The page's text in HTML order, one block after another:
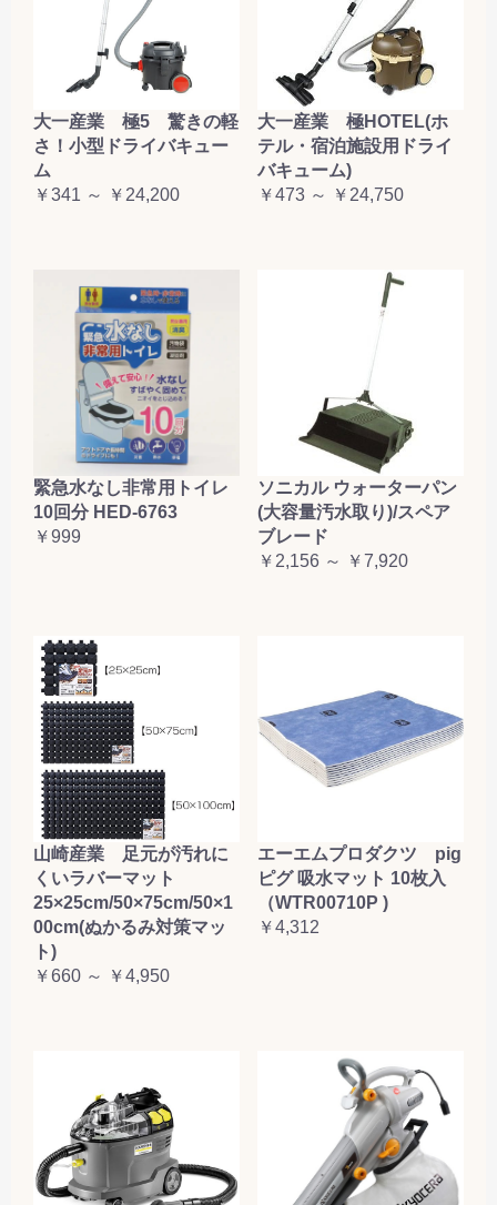
大一産業 極5 驚きの軽
さ！小型ドライバキュー
ム
￥341 ～ ￥24,200
大一産業 極HOTEL(ホ
テル・宿泊施設用ドライ
バキューム)
￥473 ～ ￥24,750
緊急水なし非常用トイレ
10回分 HED-6763
￥999
ソニカル ウォーターパン
(大容量汚水取り)/スペア
ブレード
￥2,156 ～ ￥7,920
山崎産業 足元が汚れに
くいラバーマット
25×25cm/50×75cm/50×1
00cm(ぬかるみ対策マッ
ト)
￥660 ～ ￥4,950
エーエムプロダクツ pig
ピグ 吸水マット 10枚入
（WTR00710P )
￥4,312